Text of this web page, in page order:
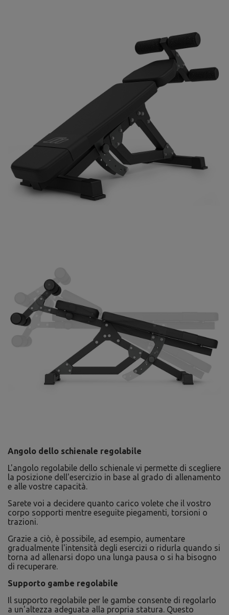
Angolo dello schienale regolabile
L'angolo regolabile dello schienale vi permette di scegliere
la posizione dell'esercizio in base al grado di allenamento
e alle vostre capacità.
Sarete voi a decidere quanto carico volete che il vostro
corpo sopporti mentre eseguite piegamenti, torsioni o
trazioni.
Grazie a ciò, è possibile, ad esempio, aumentare
gradualmente l'intensità degli esercizi o ridurla quando si
torna ad allenarsi dopo una lunga pausa o si ha bisogno
di recuperare.
Supporto gambe regolabile
Il supporto regolabile per le gambe consente di regolarlo
a un'altezza adeguata alla propria statura. Questo